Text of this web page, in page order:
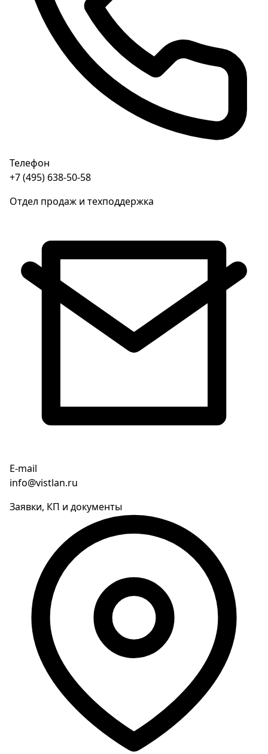
Телефон
+7 (495) 638-50-58
Отдел продаж и техподдержка
E-mail
info@vistlan.ru
Заявки, КП и документы